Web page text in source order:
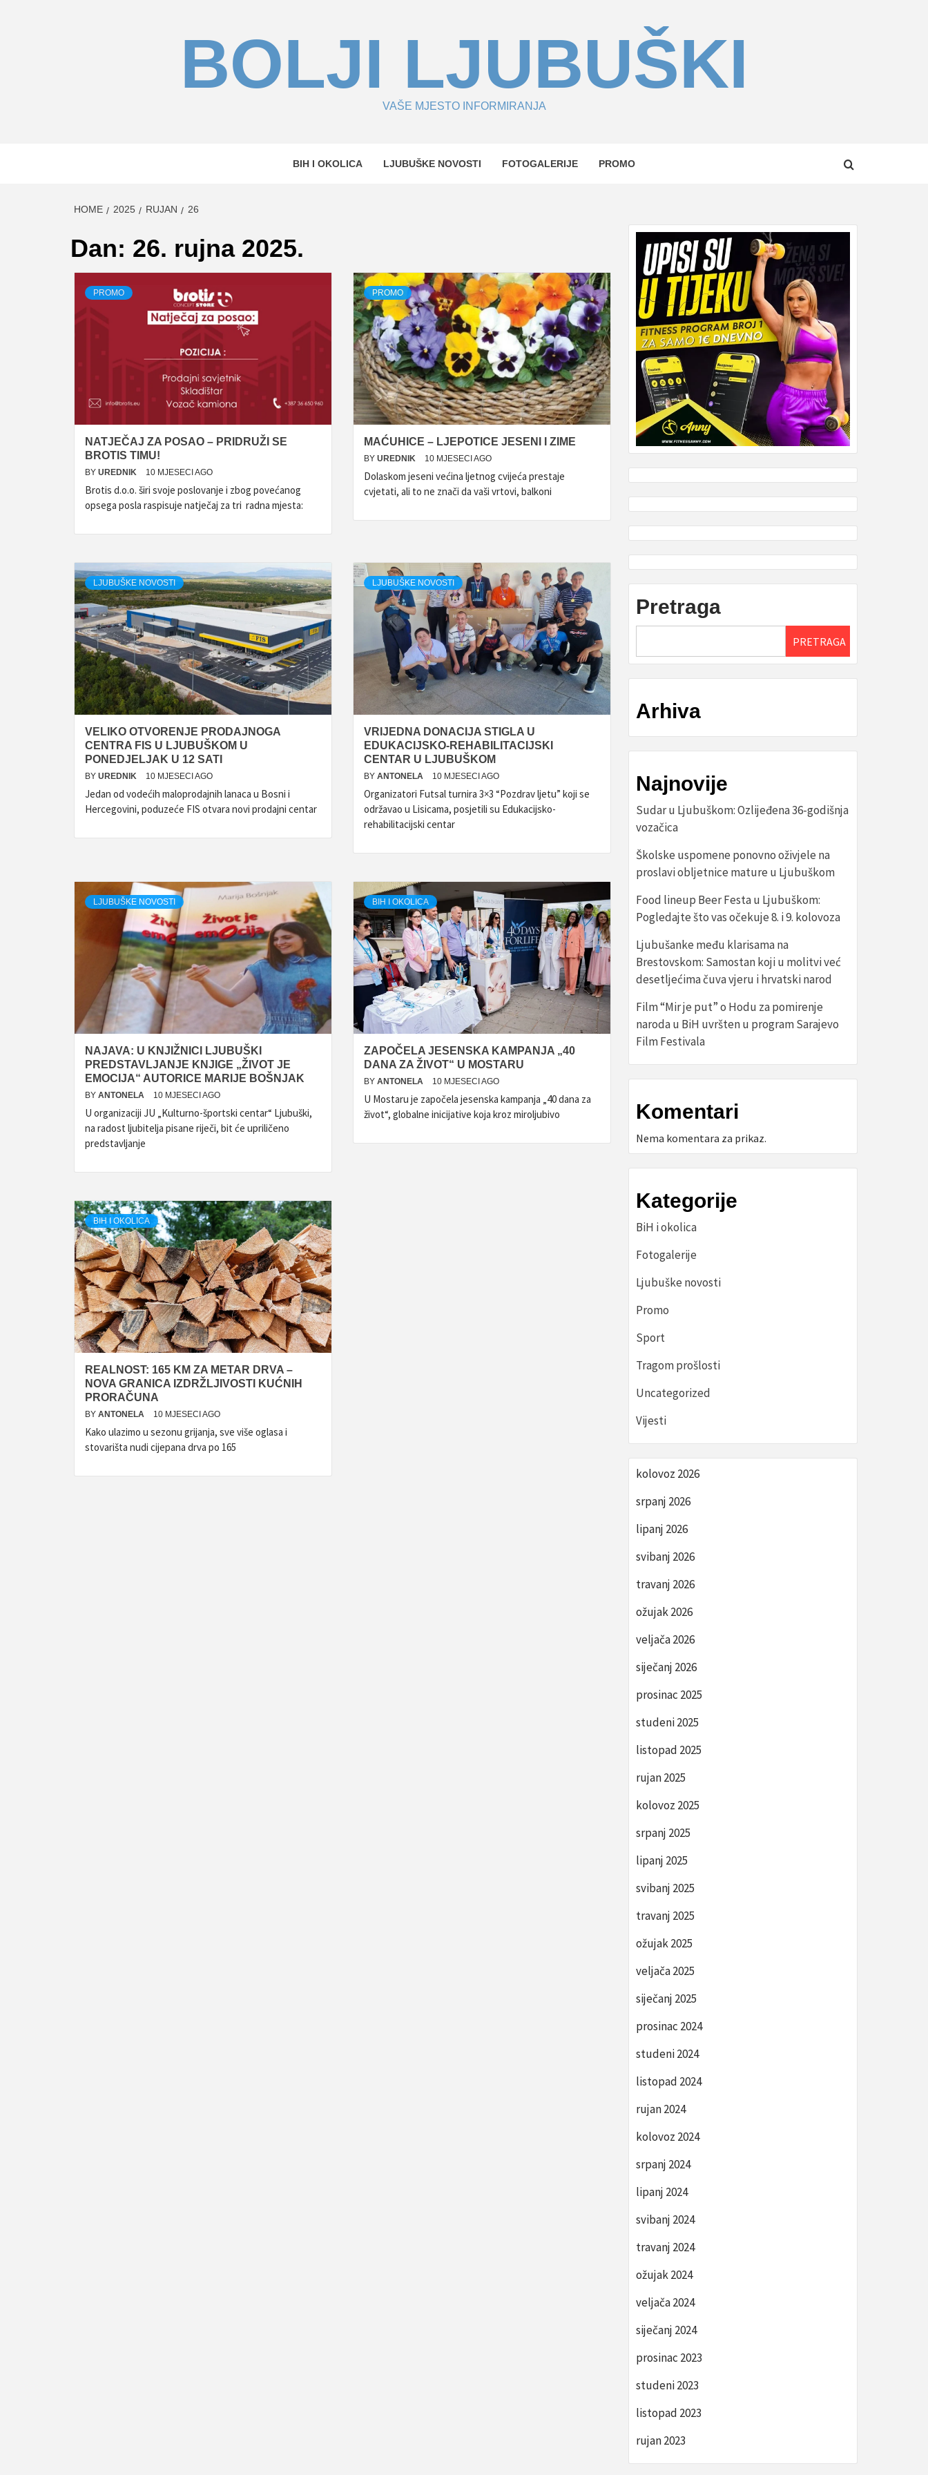
BOLJI LJUBUŠKI
VAŠE MJESTO INFORMIRANJA
BIH I OKOLICA LJUBUŠKE NOVOSTI FOTOGALERIJE PROMO
HOME 2025 RUJAN 26
Dan: 26. rujna 2025.
PROMO
NATJEČAJ ZA POSAO – PRIDRUŽI SE
BROTIS TIMU!
BY UREDNIK 10 MJESECI AGO
Brotis d.o.o. širi svoje poslovanje i zbog povećanog
opsega posla raspisuje natječaj za tri radna mjesta:
PROMO
MAĆUHICE – LJEPOTICE JESENI I ZIME
BY UREDNIK 10 MJESECI AGO
Dolaskom jeseni većina ljetnog cvijeća prestaje
cvjetati, ali to ne znači da vaši vrtovi, balkoni
LJUBUŠKE NOVOSTI
VELIKO OTVORENJE PRODAJNOGA
CENTRA FIS U LJUBUŠKOM U
PONEDJELJAK U 12 SATI
BY UREDNIK 10 MJESECI AGO
Jedan od vodećih maloprodajnih lanaca u Bosni i
Hercegovini, poduzeće FIS otvara novi prodajni centar
LJUBUŠKE NOVOSTI
VRIJEDNA DONACIJA STIGLA U
EDUKACIJSKO-REHABILITACIJSKI
CENTAR U LJUBUŠKOM
BY ANTONELA 10 MJESECI AGO
Organizatori Futsal turnira 3×3 “Pozdrav ljetu” koji se
održavao u Lisicama, posjetili su Edukacijsko-
rehabilitacijski centar
LJUBUŠKE NOVOSTI
NAJAVA: U KNJIŽNICI LJUBUŠKI
PREDSTAVLJANJE KNJIGE „ŽIVOT JE
EMOCIJA“ AUTORICE MARIJE BOŠNJAK
BY ANTONELA 10 MJESECI AGO
U organizaciji JU „Kulturno-športski centar“ Ljubuški,
na radost ljubitelja pisane riječi, bit će upriličeno
predstavljanje
BIH I OKOLICA
ZAPOČELA JESENSKA KAMPANJA „40
DANA ZA ŽIVOT“ U MOSTARU
BY ANTONELA 10 MJESECI AGO
U Mostaru je započela jesenska kampanja „40 dana za
život“, globalne inicijative koja kroz miroljubivo
BIH I OKOLICA
REALNOST: 165 KM ZA METAR DRVA –
NOVA GRANICA IZDRŽLJIVOSTI KUĆNIH
PRORAČUNA
BY ANTONELA 10 MJESECI AGO
Kako ulazimo u sezonu grijanja, sve više oglasa i
stovarišta nudi cijepana drva po 165
Pretraga
PRETRAGA
Arhiva
Najnovije
Sudar u Ljubuškom: Ozlijeđena 36-godišnja
vozačica
Školske uspomene ponovno oživjele na
proslavi obljetnice mature u Ljubuškom
Food lineup Beer Festa u Ljubuškom:
Pogledajte što vas očekuje 8. i 9. kolovoza
Ljubušanke među klarisama na
Brestovskom: Samostan koji u molitvi već
desetljećima čuva vjeru i hrvatski narod
Film “Mir je put” o Hodu za pomirenje
naroda u BiH uvršten u program Sarajevo
Film Festivala
Komentari
Nema komentara za prikaz.
Kategorije
BiH i okolica
Fotogalerije
Ljubuške novosti
Promo
Sport
Tragom prošlosti
Uncategorized
Vijesti
kolovoz 2026
srpanj 2026
lipanj 2026
svibanj 2026
travanj 2026
ožujak 2026
veljača 2026
siječanj 2026
prosinac 2025
studeni 2025
listopad 2025
rujan 2025
kolovoz 2025
srpanj 2025
lipanj 2025
svibanj 2025
travanj 2025
ožujak 2025
veljača 2025
siječanj 2025
prosinac 2024
studeni 2024
listopad 2024
rujan 2024
kolovoz 2024
srpanj 2024
lipanj 2024
svibanj 2024
travanj 2024
ožujak 2024
veljača 2024
siječanj 2024
prosinac 2023
studeni 2023
listopad 2023
rujan 2023